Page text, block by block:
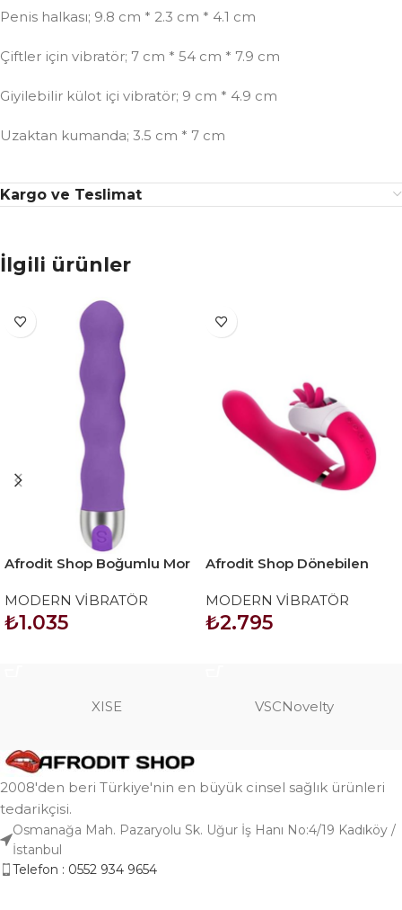
Penis halkası; 9.8 cm * 2.3 cm * 4.1 cm
Çiftler için vibratör; 7 cm * 54 cm * 7.9 cm
Giyilebilir külot içi vibratör; 9 cm * 4.9 cm
Uzaktan kumanda; 3.5 cm * 7 cm
Kargo ve Teslimat
İlgili ürünler
Afrodit Shop Boğumlu Mor
MODERN VİBRATÖR
₺1.035
Afrodit Shop Dönebilen
Vibratör
MODERN VİBRATÖR
₺2.795
XISE VSCNovelty
2008'den beri Türkiye'nin en büyük cinsel sağlık ürünleri
tedarikçisi.
Osmanağa Mah. Pazaryolu Sk. Uğur İş Hanı No:4/19 Kadıköy /
İstanbul
Telefon : 0552 934 9654